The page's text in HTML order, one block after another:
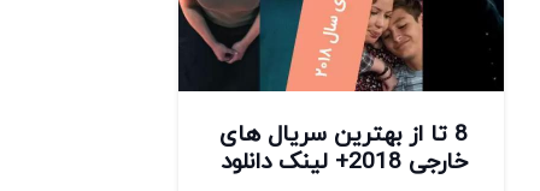
8 تا از بهترین سریال های
خارجی 2018+ لینک دانلود